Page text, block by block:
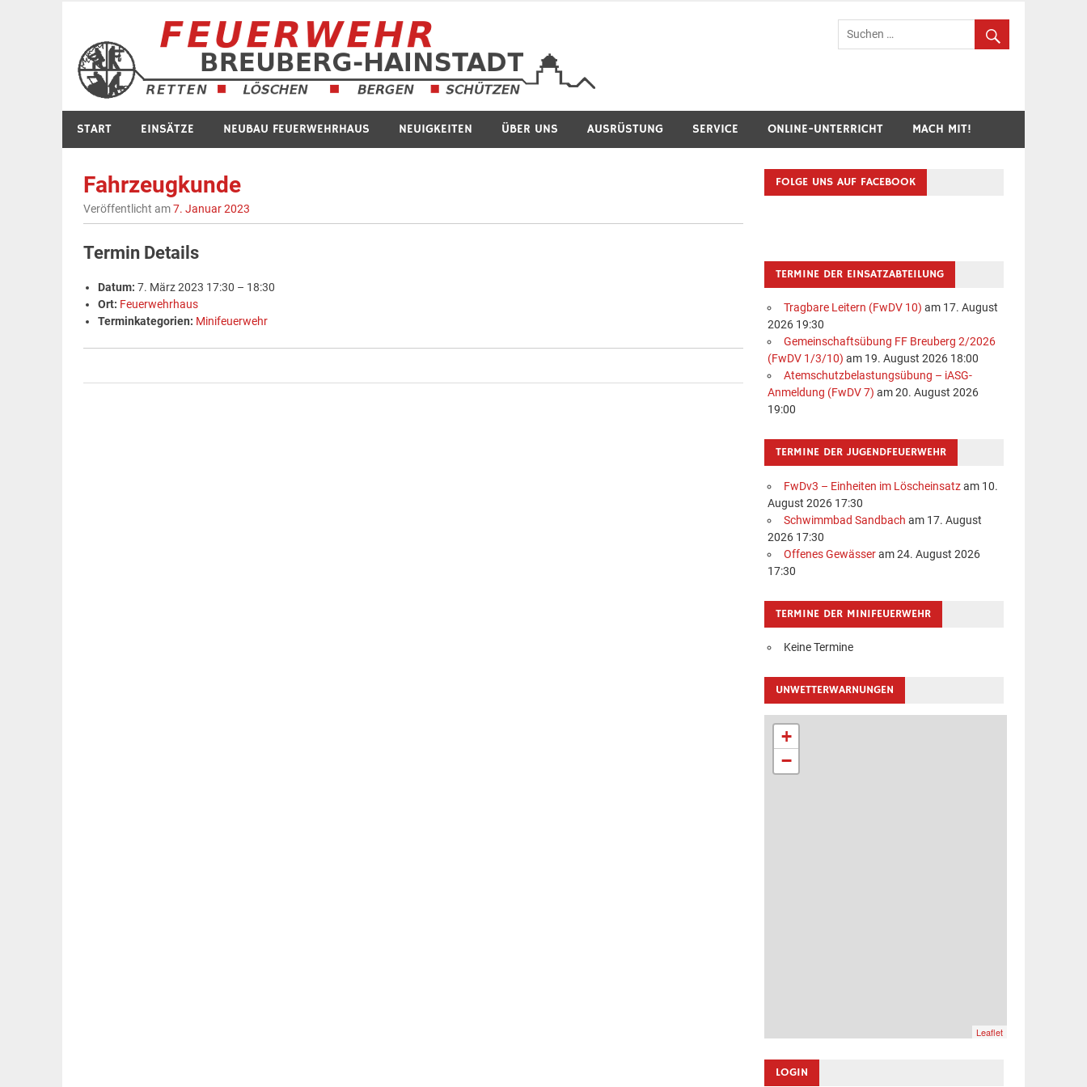
springen
Feuerwehr Breuberg-Hainstadt
START EINSÄTZE NEUBAU FEUERWEHRHAUS NEUIGKEITEN ÜBER UNS AUSRÜSTUNG SERVICE ONLINE-UNTERRICHT MACH MIT!
Fahrzeugkunde
Veröffentlicht am7. Januar 2023
Termin Details
Datum: 7. März 2023 17:30 – 18:30
Ort: Feuerwehrhaus
Terminkategorien: Minifeuerwehr
FOLGE UNS AUF FACEBOOK
TERMINE DER EINSATZABTEILUNG
Tragbare Leitern (FwDV 10) am 17. August
2026 19:30
Gemeinschaftsübung FF Breuberg 2/2026
(FwDV 1/3/10) am 19. August 2026 18:00
Atemschutzbelastungsübung – iASG-
Anmeldung (FwDV 7) am 20. August 2026
19:00
TERMINE DER JUGENDFEUERWEHR
FwDv3 – Einheiten im Löscheinsatzam 10.
August 2026 17:30
Schwimmbad Sandbach am 17. August
2026 17:30
Offenes Gewässeram 24. August 2026
17:30
TERMINE DER MINIFEUERWEHR
Keine Termine
UNWETTERWARNUNGEN
+
−
Leaflet
LOGIN